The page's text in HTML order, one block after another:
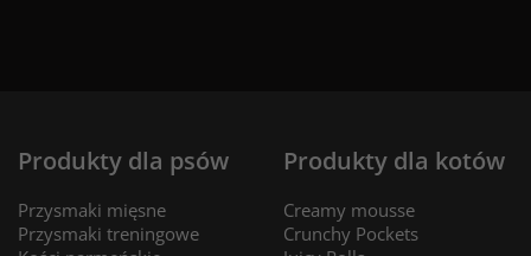
Produkty dla psów
Przysmaki mięsne
Przysmaki treningowe
Produkty dla kotów
Creamy mousse
Crunchy Pockets